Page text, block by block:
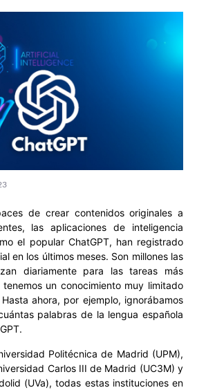
de crear contenidos originales a
las aplicaciones de inteligencia
el popular ChatGPT, han registrado
en los últimos meses. Son millones las
diariamente para las tareas más
un conocimiento muy limitado
ahora, por ejemplo, ignorábamos
palabras de la lengua española
Politécnica de Madrid (UPM),
Carlos III de Madrid (UC3M) y
(UVa), todas estas instituciones en